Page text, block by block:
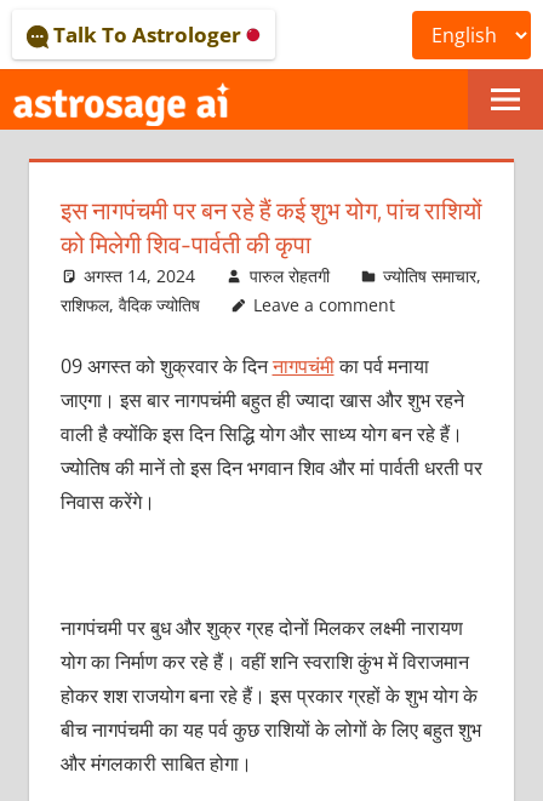
to
content
ONLINE
ASTROLOGICAL
JOURNAL
–
ASTROSAGE
MAGAZINE
Talk To Astrologer
इस नागपंचमी पर बन रहे हैं कई शुभ योग, पांच राशियों
को मिलेगी शिव-पार्वती की कृपा
अगस्त 14, 2024 पारुल रोहतगी ज्योतिष समाचार,
राशिफल, वैदिक ज्योतिष Leave a comment
09 अगस्‍त को शुक्रवार के दिननागपचंमीका पर्व मनाया
जाएगा। इस बार नागपचंमी बहुत ही ज्‍यादा खास और शुभ रहने
वाली है क्‍योंकि इस दिन सि‍द्धि योग और साध्‍य योग बन रहे हैं।
ज्‍योतिष की मानें तो इस दिन भगवान शिव और मां पार्वती धरती पर
निवास करेंगे।
नागपंचमी पर बुध और शुक्र ग्रह दोनों मिलकर लक्ष्‍मी नारायण
योग का निर्माण कर रहे हैं। वहीं शनि स्‍वराशि कुंभ में विराजमान
होकर शश राजयोग बना रहे हैं। इस प्रकार ग्रहों के शुभ योग के
बीच नागपंचमी का यह पर्व कुछ राशियों के लोगों के लिए बहुत शुभ
और मंगलकारी साबित होगा।